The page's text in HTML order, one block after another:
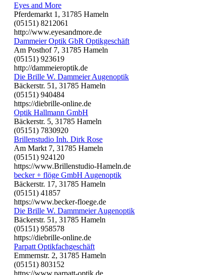
Eyes and More
Pferdemarkt 1, 31785 Hameln
(05151) 8212061
http://www.eyesandmore.de
Dammeier Optik GbR Optikgeschäft
Am Posthof 7, 31785 Hameln
(05151) 923619
http://dammeieroptik.de
Die Brille W. Dammeier Augenoptik
Bäckerstr. 51, 31785 Hameln
(05151) 940484
https://diebrille-online.de
Optik Hallmann GmbH
Bäckerstr. 5, 31785 Hameln
(05151) 7830920
Brillenstudio Inh. Dirk Rose
Am Markt 7, 31785 Hameln
(05151) 924120
https://www.Brillenstudio-Hameln.de
becker + flöge GmbH Augenoptik
Bäckerstr. 17, 31785 Hameln
(05151) 41857
https://www.becker-floege.de
Die Brille W. Dammmeier Augenoptik
Bäckerstr. 51, 31785 Hameln
(05151) 958578
https://diebrille-online.de
Parpatt Optikfachgeschäft
Emmernstr. 2, 31785 Hameln
(05151) 803152
https://www.parpatt-optik.de